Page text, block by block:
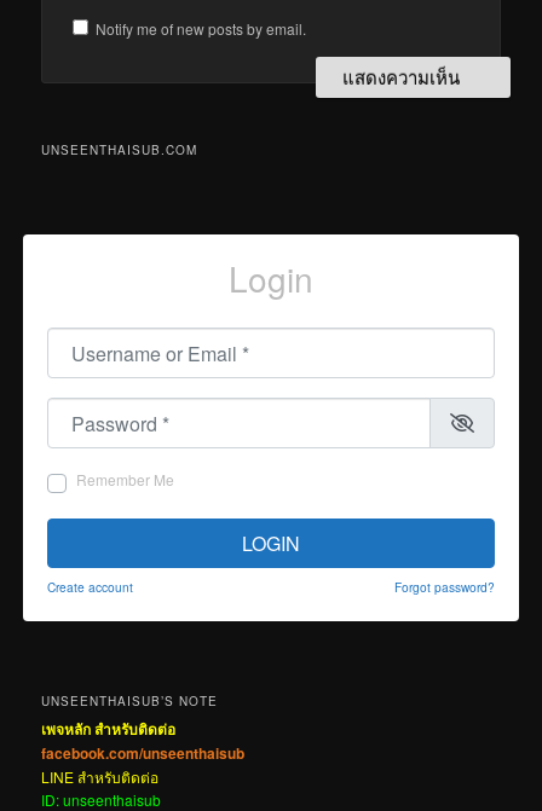
Notify me of new posts by email.
UNSEENTHAISUB.COM
Login
Username or Email
Password
Remember Me
LOGIN
Create account Forgot password?
UNSEENTHAISUB’S NOTE
เพจหลัก สำหรับติดต่อ
facebook.com/unseenthaisub
LINE สำหรับติดต่อ
ID: unseenthaisub